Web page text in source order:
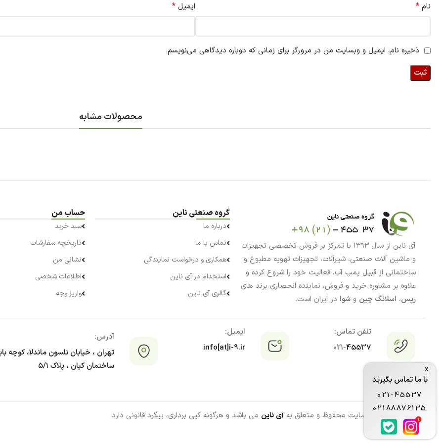
نام * ایمیل *
ذخیره نام، ایمیل و وبسایت من در مرورگر برای زمانی که دوباره دیدگاهی می‌نویسم.
محصولات مشابه
آی ناین از سال ۱۳۹۳ با تمرکز بر فروش تخصصی تجهیزات
و ماشین آلات صنعتی، شیرآلات، تجهیزات تهویه مطبوع و
ساختمانی از قبیل پمپ آب، فعالیت خود را شروع کرده و
علاوه بر مشاوره خرید و فروش، نماینده انحصاری برند های
رپس، اسلانگ چین و شوا در ایران است.
گروه صنعتی ناین
درباره ما
تماس با ما
همکاری و درخواست نمایندگی
استخدام در آی ناین
گالری آی ناین
حساب من
سبد خرید
تاریخچه سفارشات
نشانی من
اطلاعات شخصی
واریز وجه
تلفن تماس:
021-45537
ایمیل:
info[at]i-9.ir
آدرس:
تهران ، خیابان نلسون ماندلا، کوچه
ساختمان کیان ، پلاک ۵/۱
تمامی حقوق این سایت محفوظ و متعلق به آی ناین می باشد و هرگونه کپی برداری، پیگرد قانونی دارد.
x
با ما تماس بگیرید
021-45537
02188876135